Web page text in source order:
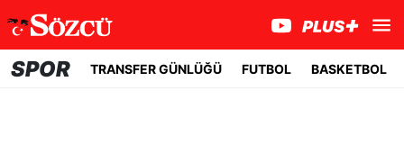
SPOR TRANSFER GÜNLÜĞÜ FUTBOL BASKETBOL